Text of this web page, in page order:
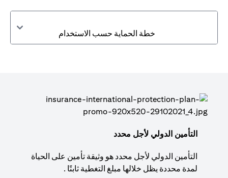
خطة الحماية حسب الاستخدام
التأمين الدولي لأجل محدد
التأمين الدولي لأجل محدد هو وثيقة تأمين على الحياة
لمدة محددة يظل خلالها مبلغ التغطية ثابتًا .